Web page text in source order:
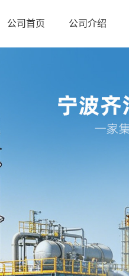
公司首页 公司介绍